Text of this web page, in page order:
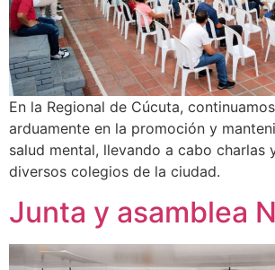
En la Regional de Cúcuta,
arduamente en la promoción y
salud mental, llevando a cabo charlas
diversos colegios de la ciudad.
Junta y asamblea